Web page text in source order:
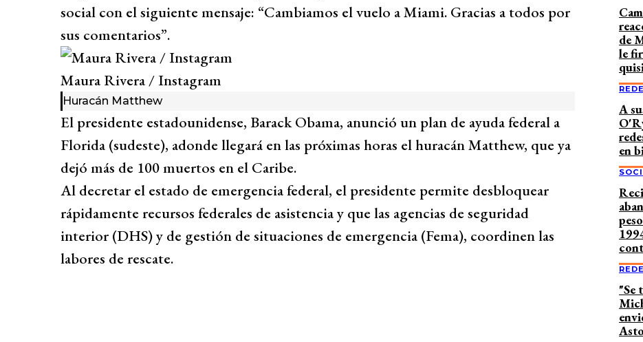
social con el siguiente mensaje: “Cambiamos el vuelo a Miami. Gracias a todos por
sus comentarios”.
Maura Rivera / Instagram
Huracán Matthew
El presidente estadounidense, Barack Obama, anunció un plan de ayuda federal a
Florida (sudeste), adonde llegará en las próximas horas el huracán Matthew, que ya
dejó más de 100 muertos en el Caribe.
Al decretar el estado de emergencia federal, el presidente permite desbloquear
rápidamente recursos federales de asistencia y que las agencias de seguridad
interior (DHS) y de gestión de situaciones de emergencia (Fema), coordinen las
labores de rescate.
de
le
A
en
"Se